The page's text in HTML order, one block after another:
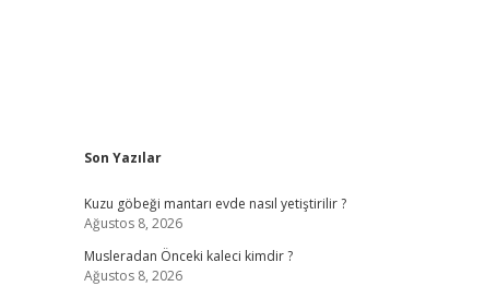
Sidebar
Son Yazılar
Kuzu göbeği mantarı evde nasıl yetiştirilir ?
Ağustos 8, 2026
Musleradan Önceki kaleci kimdir ?
Ağustos 8, 2026
piabellacasino